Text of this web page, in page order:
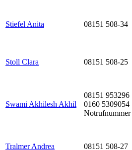
Stiefel Anita 08151 508-34
Stoll Clara 08151 508-25
Swami Akhilesh Akhil
08151 953296
0160 5309054
Notrufnummer
Tralmer Andrea 08151 508-27